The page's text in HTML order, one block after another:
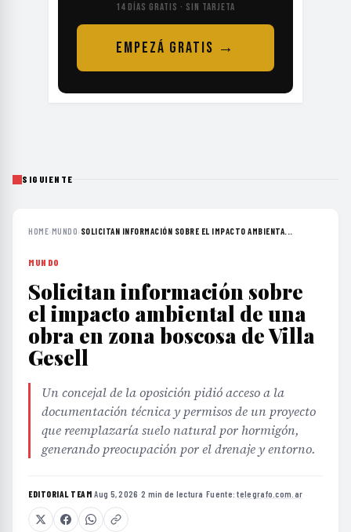
14 DÍAS GRATIS · SIN TARJETA
EMPEZÁ GRATIS →
SIGUIENTE
HOME›MUNDO› SOLICITAN INFORMACIÓN SOBRE EL IMPACTO AMBIENTA...
MUNDO
Solicitan información sobre
el impacto ambiental de una
obra en zona boscosa de Villa
Gesell
Un concejal de la oposición pidió acceso a la
documentación técnica y permisos de un proyecto
que reemplazaría suelo natural por hormigón,
generando preocupación por el drenaje y entorno.
EDITORIAL TEAM·Aug 5, 2026 ·2 min de lectura ·Fuente:telegrafo.com.ar